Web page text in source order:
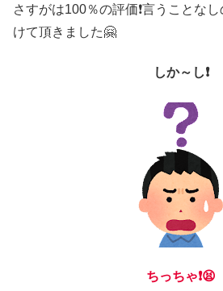
さすがは100％の評価❗言うことな
けて頂きました🤗
しか～し❗
ちっちゃ❗😫